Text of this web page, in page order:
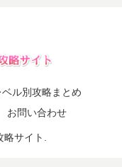
ベル別攻略まとめ
お問い合わせ
サイト.